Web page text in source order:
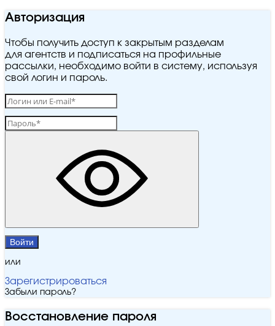
Авторизация
Чтобы получить доступ к закрытым разделам
для агентств и подписаться на профильные
рассылки, необходимо войти в систему, используя
свой логин и пароль.
Войти
или
Зарегистрироваться
Забыли пароль?
Восстановление пароля